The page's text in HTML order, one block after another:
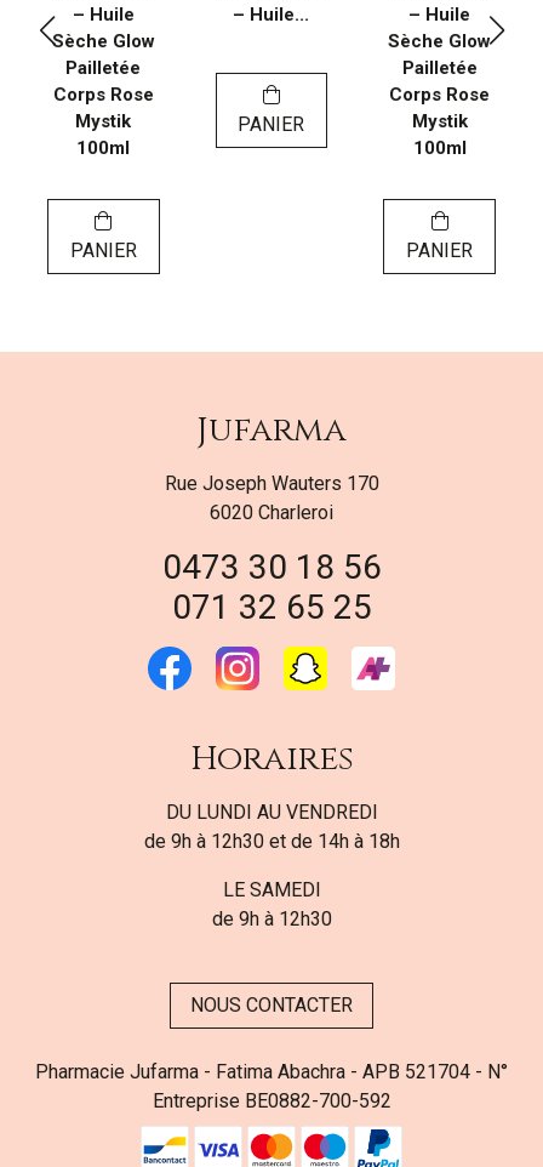
– Huile
Sèche Glow
Pailletée
Corps Rose
Mystik
100ml
PANIER
– Huile...
PANIER
– Huile
Sèche Glow
Pailletée
Corps Rose
Mystik
100ml
PANIER
Jufarma
Rue Joseph Wauters 170
6020 Charleroi
0473 30 18 56
071 32 65 25
Horaires
DU LUNDI AU VENDREDI
de 9h à 12h30 et de 14h à 18h
LE SAMEDI
de 9h à 12h30
NOUS CONTACTER
Pharmacie Jufarma - Fatima Abachra - APB 521704 - N°
Entreprise BE0882-700-592